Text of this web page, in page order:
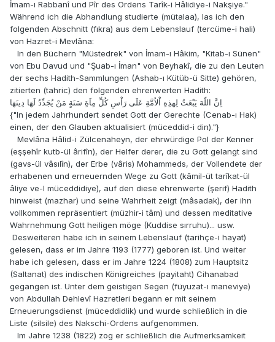
İmam-ı Rabbanî und Pîr des Ordens Tarîk-i Hâlidiye-i Nakşiye."
Während ich die Abhandlung studierte (mütalaa), las ich den
folgenden Abschnitt (fıkra) aus dem Lebenslauf (tercüme-i hali)
von Hazret-i Mevlâna:
In den Büchern "Müstedrek" von İmam-ı Hâkim, "Kitab-ı Sünen"
von Ebu Davud und "Şuab-ı İman" von Beyhakî, die zu den Leuten
der sechs Hadith-Sammlungen (Ashab-ı Kütüb-ü Sitte) gehören,
zitierten (tahric) den folgenden ehrenwerten Hadith:
اِنَّ اللّهَ يَبْعَثُ لِهذِهِ اْلاُمَّةِ عَلَى رَاْسِ كُلِّ مِاَةِ سَنَةٍ مَنْ يُجَدِّدُ لَهَا دِينَهَا
{"In jedem Jahrhundert sendet Gott der Gerechte (Cenab-ı Hak)
einen, der den Glauben aktualisiert (müceddid-i din)."}
Mevlâna Hâlid-i Zülcenaheyn, der ehrwürdige Pol der Kenner
(eşşehîr kutb-ül ârifîn), der Helfer derer, die zu Gott gelangt sind
(gavs-ül vâsılîn), der Erbe (vâris) Mohammeds, der Vollendete der
erhabenen und erneuernden Wege zu Gott (kâmil-üt tarîkat-ül
âliye ve-l müceddidiye), auf den diese ehrenwerte (şerif) Hadith
hinweist (mazhar) und seine Wahrheit zeigt (mâsadak), der ihn
vollkommen repräsentiert (müzhir-i tâm) und dessen meditative
Wahrnehmung Gott heiligen möge (Kuddise sırruhu)... usw.
Desweiteren habe ich in seinem Lebenslauf (tarihçe-i hayat)
gelesen, dass er im Jahre 1193 (1777) geboren ist. Und weiter
habe ich gelesen, dass er im Jahre 1224 (1808) zum Hauptsitz
(Saltanat) des indischen Königreiches (payitaht) Cihanabad
gegangen ist. Unter dem geistigen Segen (füyuzat-ı maneviye)
von Abdullah Dehlevî Hazretleri begann er mit seinem
Erneuerungsdienst (müceddidlik) und wurde schließlich in die
Liste (silsile) des Nakschi-Ordens aufgenommen.
Im Jahre 1238 (1822) zog er schließlich die Aufmerksamkeit